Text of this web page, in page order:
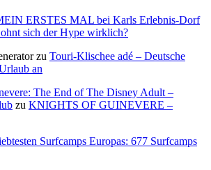
ERSTES MAL bei Karls Erlebnis-Dorf
sich der Hype wirklich?
zu Touri-Klischee adé – Deutsche
an
The End of The Disney Adult –
zu KNIGHTS OF GUINEVERE –
Surfcamps Europas: 677 Surfcamps